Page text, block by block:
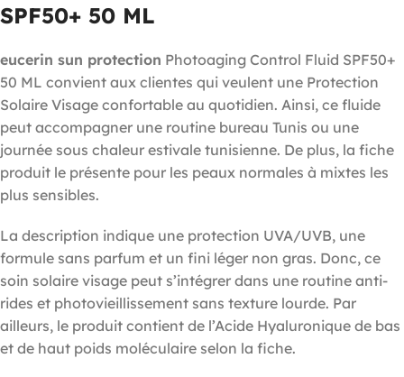
SPF50+ 50 ML
eucerin sun protection Photoaging Control Fluid SPF50+
50 ML convient aux clientes qui veulent une Protection
Solaire Visage confortable au quotidien. Ainsi, ce fluide
peut accompagner une routine bureau Tunis ou une
journée sous chaleur estivale tunisienne. De plus, la fiche
produit le présente pour les peaux normales à mixtes les
plus sensibles.
La description indique une protection UVA/UVB, une
formule sans parfum et un fini léger non gras. Donc, ce
soin solaire visage peut s’intégrer dans une routine anti-
rides et photovieillissement sans texture lourde. Par
ailleurs, le produit contient de l’Acide Hyaluronique de bas
et de haut poids moléculaire selon la fiche.